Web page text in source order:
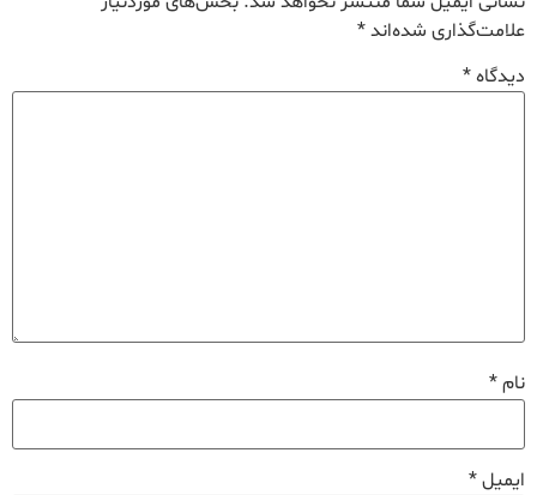
علامت‌گذاری شده‌اند*
دیدگاه*
نام*
ایمیل*